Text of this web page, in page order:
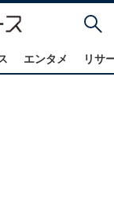
エンタメ リサ